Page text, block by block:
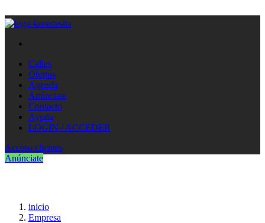
Calles
Ofertas
Agenda
Anúnciate
Contacto
Ayuda
LOGIN / ACCEDER
Acceso clientes
Anúnciate
inicio
Empresa